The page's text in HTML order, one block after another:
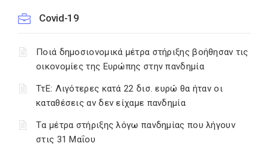
Covid-19
Ποιά δημοσιονομικά μέτρα στήριξης βοήθησαν τις
οικονομίες της Ευρώπης στην πανδημία
ΤτΕ: Λιγότερες κατά 22 δισ. ευρώ θα ήταν οι
καταθέσεις αν δεν είχαμε πανδημία
Tα μέτρα στήριξης λόγω πανδημίας που λήγουν
στις 31 Μαΐου